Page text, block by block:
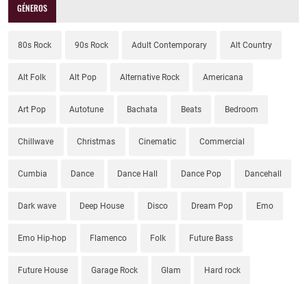
GÉNEROS
80s Rock 90s Rock Adult Contemporary Alt Country
Alt Folk Alt Pop Alternative Rock Americana
Art Pop Autotune Bachata Beats Bedroom
Chillwave Christmas Cinematic Commercial
Cumbia Dance Dance Hall Dance Pop Dancehall
Dark wave Deep House Disco Dream Pop Emo
Emo Hip-hop Flamenco Folk Future Bass
Future House Garage Rock Glam Hard rock